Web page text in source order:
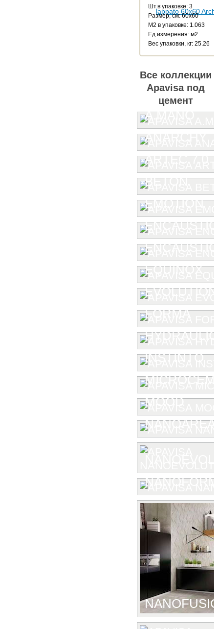
Шт.в упаковке: 3
Размер, см: 60x60
М2 в упаковке: 1.063
Ед.измерения: м2
Веc упаковки, кг: 25.26
Все коллекции
Apavisa под
цемент
A.MANO
ANARCHY
ARTEC 7.0
BETON
EMOTION
ENCAUSTIC
EQUINOX
EVOLUTION
FORMA
HYDRAULIC
INSTINTO
MOOD
NANOAREA